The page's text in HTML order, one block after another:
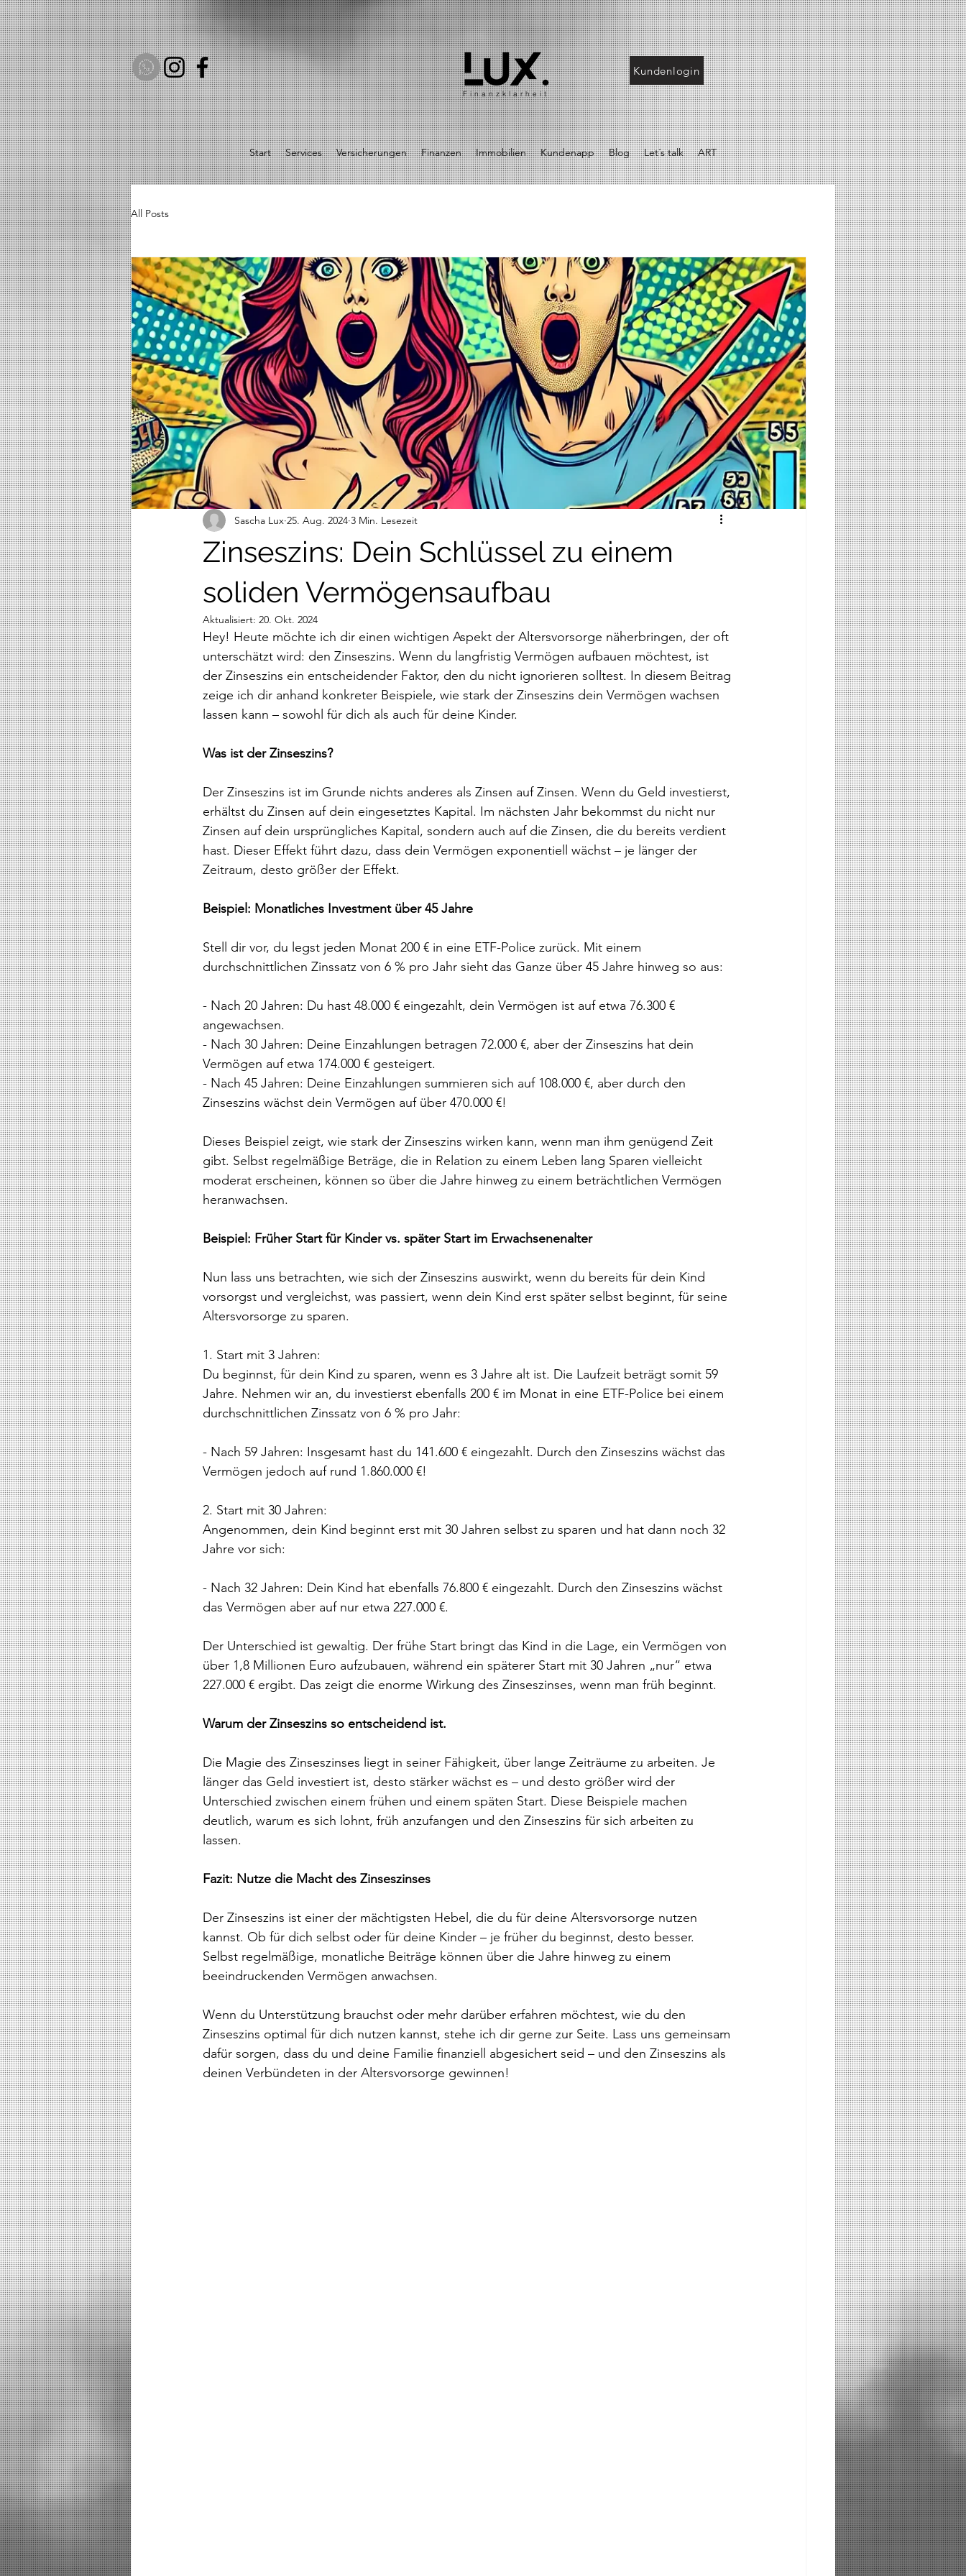
Finanzklarheit
Kundenlogin
Start Services Versicherungen Finanzen Immobilien Kundenapp Blog Let´s talk ART
All Posts
Zinseszins: Dein Schlüssel zu einem
soliden Vermögensaufbau
Sascha Lux 25. Aug. 2024 3 Min. Lesezeit
Aktualisiert: 20. Okt. 2024
Hey! Heute möchte ich dir einen wichtigen Aspekt der Altersvorsorge näherbringen, der oft
unterschätzt wird: den Zinseszins. Wenn du langfristig Vermögen aufbauen möchtest, ist
der Zinseszins ein entscheidender Faktor, den du nicht ignorieren solltest. In diesem Beitrag
zeige ich dir anhand konkreter Beispiele, wie stark der Zinseszins dein Vermögen wachsen
lassen kann – sowohl für dich als auch für deine Kinder.
Was ist der Zinseszins?
Der Zinseszins ist im Grunde nichts anderes als Zinsen auf Zinsen. Wenn du Geld investierst,
erhältst du Zinsen auf dein eingesetztes Kapital. Im nächsten Jahr bekommst du nicht nur
Zinsen auf dein ursprüngliches Kapital, sondern auch auf die Zinsen, die du bereits verdient
hast. Dieser Effekt führt dazu, dass dein Vermögen exponentiell wächst – je länger der
Zeitraum, desto größer der Effekt.
Beispiel: Monatliches Investment über 45 Jahre
Stell dir vor, du legst jeden Monat 200 € in eine ETF-Police zurück. Mit einem
durchschnittlichen Zinssatz von 6 % pro Jahr sieht das Ganze über 45 Jahre hinweg so aus:
- Nach 20 Jahren: Du hast 48.000 € eingezahlt, dein Vermögen ist auf etwa 76.300 €
angewachsen.
- Nach 30 Jahren: Deine Einzahlungen betragen 72.000 €, aber der Zinseszins hat dein
Vermögen auf etwa 174.000 € gesteigert.
- Nach 45 Jahren: Deine Einzahlungen summieren sich auf 108.000 €, aber durch den
Zinseszins wächst dein Vermögen auf über 470.000 €!
Dieses Beispiel zeigt, wie stark der Zinseszins wirken kann, wenn man ihm genügend Zeit
gibt. Selbst regelmäßige Beträge, die in Relation zu einem Leben lang Sparen vielleicht
moderat erscheinen, können so über die Jahre hinweg zu einem beträchtlichen Vermögen
heranwachsen.
Beispiel: Früher Start für Kinder vs. später Start im Erwachsenenalter
Nun lass uns betrachten, wie sich der Zinseszins auswirkt, wenn du bereits für dein Kind
vorsorgst und vergleichst, was passiert, wenn dein Kind erst später selbst beginnt, für seine
Altersvorsorge zu sparen.
1. Start mit 3 Jahren:
Du beginnst, für dein Kind zu sparen, wenn es 3 Jahre alt ist. Die Laufzeit beträgt somit 59
Jahre. Nehmen wir an, du investierst ebenfalls 200 € im Monat in eine ETF-Police bei einem
durchschnittlichen Zinssatz von 6 % pro Jahr:
- Nach 59 Jahren: Insgesamt hast du 141.600 € eingezahlt. Durch den Zinseszins wächst das
Vermögen jedoch auf rund 1.860.000 €!
2. Start mit 30 Jahren:
Angenommen, dein Kind beginnt erst mit 30 Jahren selbst zu sparen und hat dann noch 32
Jahre vor sich:
- Nach 32 Jahren: Dein Kind hat ebenfalls 76.800 € eingezahlt. Durch den Zinseszins wächst
das Vermögen aber auf nur etwa 227.000 €.
Der Unterschied ist gewaltig. Der frühe Start bringt das Kind in die Lage, ein Vermögen von
über 1,8 Millionen Euro aufzubauen, während ein späterer Start mit 30 Jahren „nur“ etwa
227.000 € ergibt. Das zeigt die enorme Wirkung des Zinseszinses, wenn man früh beginnt.
Warum der Zinseszins so entscheidend ist.
Die Magie des Zinseszinses liegt in seiner Fähigkeit, über lange Zeiträume zu arbeiten. Je
länger das Geld investiert ist, desto stärker wächst es – und desto größer wird der
Unterschied zwischen einem frühen und einem späten Start. Diese Beispiele machen
deutlich, warum es sich lohnt, früh anzufangen und den Zinseszins für sich arbeiten zu
lassen.
Fazit: Nutze die Macht des Zinseszinses
Der Zinseszins ist einer der mächtigsten Hebel, die du für deine Altersvorsorge nutzen
kannst. Ob für dich selbst oder für deine Kinder – je früher du beginnst, desto besser.
Selbst regelmäßige, monatliche Beiträge können über die Jahre hinweg zu einem
beeindruckenden Vermögen anwachsen.
Wenn du Unterstützung brauchst oder mehr darüber erfahren möchtest, wie du den
Zinseszins optimal für dich nutzen kannst, stehe ich dir gerne zur Seite. Lass uns gemeinsam
dafür sorgen, dass du und deine Familie finanziell abgesichert seid – und den Zinseszins als
deinen Verbündeten in der Altersvorsorge gewinnen!